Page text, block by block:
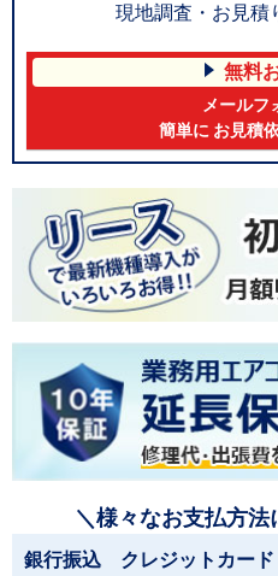
現地調査・お見積
無料
メールフ
簡単に お見積
＼様々なお支払方
銀行振込 クレジットカー